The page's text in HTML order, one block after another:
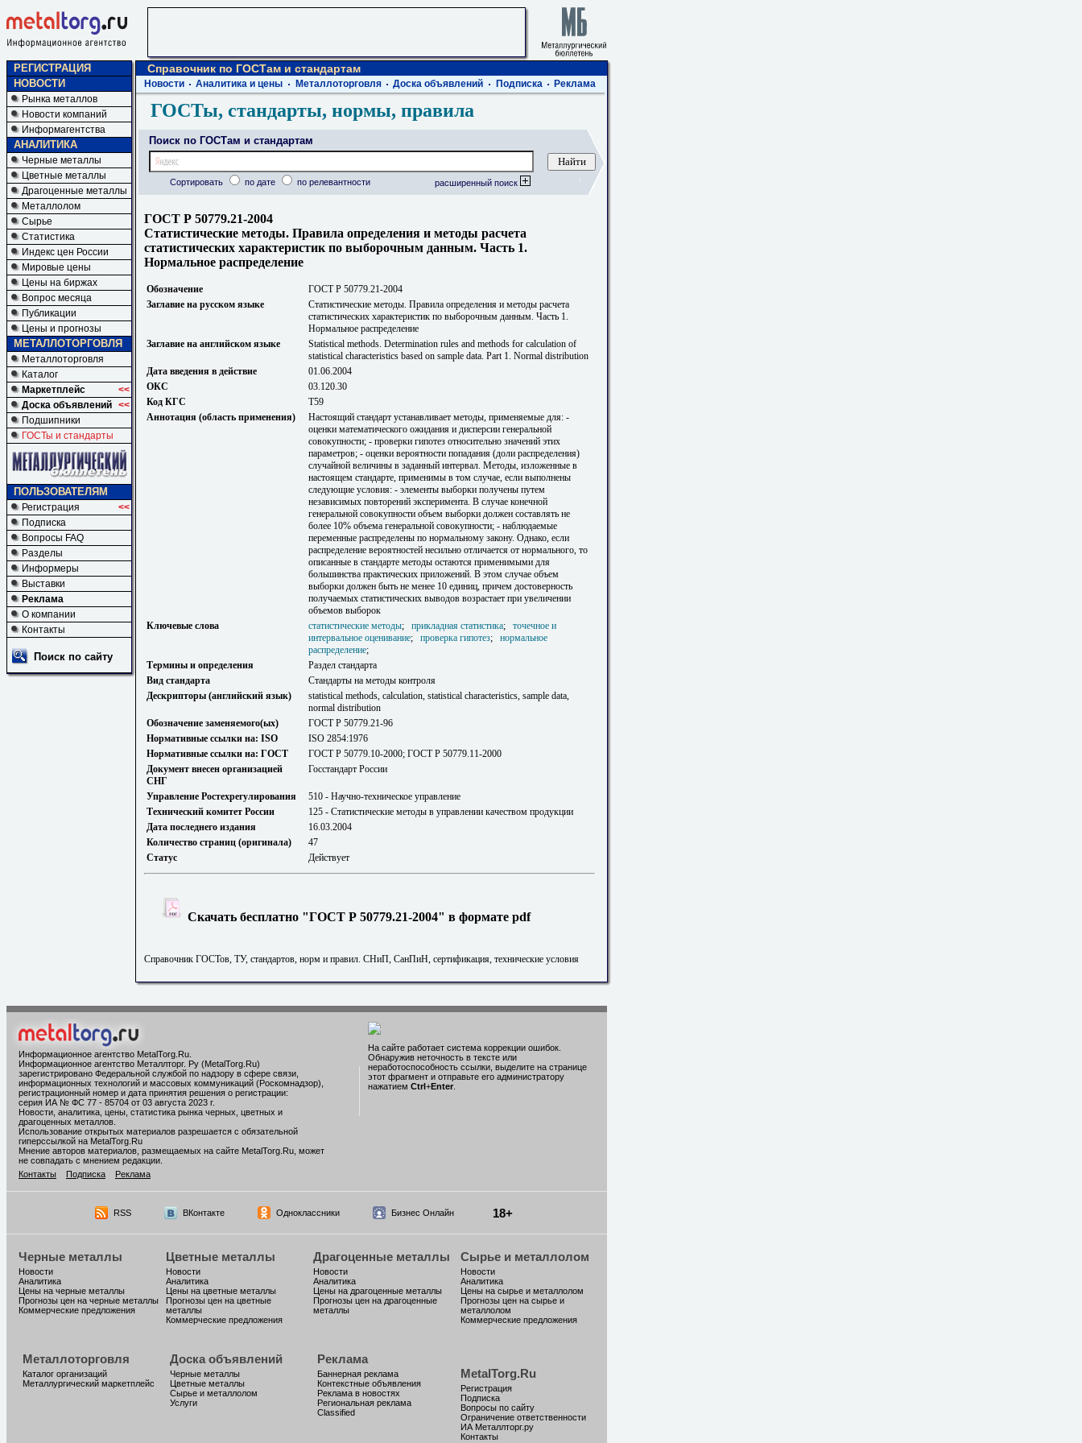
РЕГИСТРАЦИЯ
НОВОСТИ
Рынка металлов
Новости компаний
Информагентства
АНАЛИТИКА
Черные металлы
Цветные металлы
Драгоценные металлы
Металлолом
Сырье
Статистика
Индекс цен России
Мировые цены
Цены на биржах
Вопрос месяца
Публикации
Цены и прогнозы
МЕТАЛЛОТОРГОВЛЯ
Металлоторговля
Каталог
Маркетплейс
<<
Доска объявлений <<
Подшипники
ГОСТы и стандарты
ПОЛЬЗОВАТЕЛЯМ
Регистрация
<<
Подписка
Вопросы FAQ
Разделы
Информеры
Выставки
Реклама
О компании
Контакты
Поиск по сайту
Справочник по ГОСТам и стандартам
Новости Аналитика и цены Металлоторговля Доска объявлений Подписка Реклама
ГОСТы, стандарты, нормы, правила
Поиск по ГОСТам и стандартам
Сортировать по дате по релевантности расширенный поиск
ГОСТ Р 50779.21-2004
Статистические методы. Правила определения и методы расчета
статистических характеристик по выборочным данным. Часть 1.
Нормальное распределение
Обозначение
ГОСТ Р 50779.21-2004
Заглавие на русском языке
Статистические методы. Правила определения и методы расчета
статистических характеристик по выборочным данным. Часть 1.
Нормальное распределение
Заглавие на английском языке
Statistical methods. Determination rules and methods for calculation of
statistical characteristics based on sample data. Part 1. Normal distribution
Дата введения в действие
01.06.2004
ОКС
03.120.30
Код КГС
Т59
Аннотация (область применения)
Настоящий стандарт устанавливает методы, применяемые для: -
оценки математического ожидания и дисперсии генеральной
совокупности; - проверки гипотез относительно значений этих
параметров; - оценки вероятности попадания (доли распределения)
случайной величины в заданный интервал. Методы, изложенные в
настоящем стандарте, применимы в том случае, если выполнены
следующие условия: - элементы выборки получены путем
независимых повторений эксперимента. В случае конечной
генеральной совокупности объем выборки должен составлять не
более 10% объема генеральной совокупности; - наблюдаемые
переменные распределены по нормальному закону. Однако, если
распределение вероятностей несильно отличается от нормального, то
описанные в стандарте методы остаются применимыми для
большинства практических приложений. В этом случае объем
выборки должен быть не менее 10 единиц, причем достоверность
получаемых статистических выводов возрастает при увеличении
объемов выборок
Ключевые слова
статистические методы; прикладная статистика; точечное и
интервальное оценивание; проверка гипотез; нормальное
распределение;
Термины и определения
Раздел стандарта
Вид стандарта
Стандарты на методы контроля
Дескрипторы (английский язык)
statistical methods, calculation, statistical characteristics, sample data,
normal distribution
Обозначение заменяемого(ых)
ГОСТ Р 50779.21-96
Нормативные ссылки на: ISO
ISO 2854:1976
Нормативные ссылки на: ГОСТ
ГОСТ Р 50779.10-2000; ГОСТ Р 50779.11-2000
Документ внесен организацией
СНГ
Госстандарт России
Управление Ростехрегулирования
510 - Научно-техническое управление
Технический комитет России
125 - Статистические методы в управлении качеством продукции
Дата последнего издания
16.03.2004
Количество страниц (оригинала)
47
Статус
Действует
Скачать бесплатно "ГОСТ Р 50779.21-2004" в формате pdf
Справочник ГОСТов, ТУ, стандартов, норм и правил. СНиП, СанПиН, сертификация, технические условия
Информационное агентство MetalTorg.Ru
Информационное агентство Металлторг. Ру (MetalTorg.Ru)
зарегистрировано Федеральной службой по надзору в сфере связи,
информационных технологий и массовых коммуникаций (Роскомнадзор),
регистрационный номер и дата принятия решения о регистрации:
серия ИА № ФС 77 - 85704 от 03 августа 2023 г.
Новости, аналитика, цены, статистика рынка черных, цветных и
драгоценных металлов.
Использование открытых материалов разрешается с обязательной
гиперссылкой на MetalTorg.Ru
Мнение авторов материалов, размещаемых на сайте MetalTorg.Ru, может
не совпадать с мнением редакции.
Контакты
Подписка Реклама
На сайте работает система коррекции ошибок.
Обнаружив неточность в тексте или
неработоспособность ссылки, выделите на странице
этот фрагмент и отправьте его администратору
нажатием Ctrl+Enter
RSS ВКонтакте Одноклассники Бизнес Онлайн 18+
Черные металлы
Новости
Аналитика
Цены на черные металлы
Прогнозы цен на черные металлы
Коммерческие предложения
Цветные металлы
Новости
Аналитика
Цены на цветные металлы
Прогнозы цен на цветные
металлы
Коммерческие предложения
Драгоценные металлы
Новости
Аналитика
Цены на драгоценные металлы
Прогнозы цен на драгоценные
металлы
Сырье и металлолом
Новости
Аналитика
Цены на сырье и металлолом
Прогнозы цен на сырье и
металлолом
Коммерческие предложения
Металлоторговля
Каталог организаций
Металлургический маркетплейс
Доска объявлений
Черные металлы
Цветные металлы
Сырье и металлолом
Услуги
Реклама
Баннерная реклама
Контекстные объявления
Реклама в новостях
Региональная реклама
Classified
MetalTorg.Ru
Регистрация
Подписка
Вопросы по сайту
Ограничение ответственности
ИА Металлторг.ру
Контакты